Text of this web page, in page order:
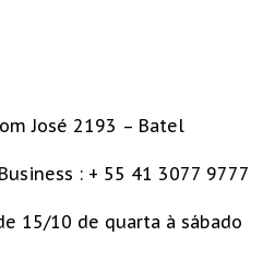
José 2193 – Batel
: + 55 41 3077 9777
15/10 de quarta à sábado